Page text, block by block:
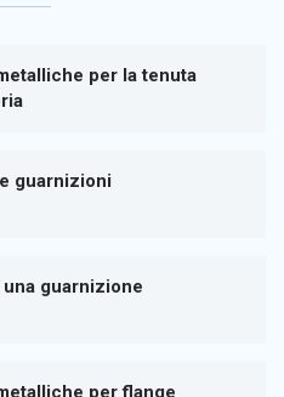
per la tenuta
guarnizioni
guarnizione
per flange